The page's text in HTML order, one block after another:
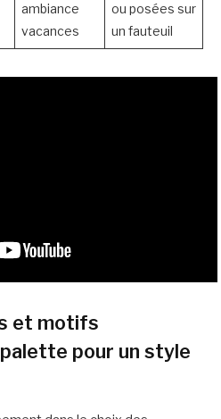
ambiance
vacances
ou posées sur
un fauteuil
et motifs
pour un style